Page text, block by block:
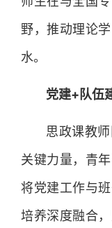
野，推动理论
水。
党建+队伍
思政课教
关键力量，青
将党建工作与
培养深度融合